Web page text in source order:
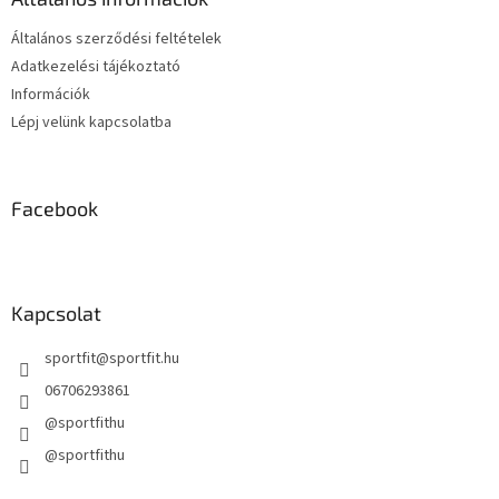
Általános szerződési feltételek
Adatkezelési tájékoztató
Információk
Lépj velünk kapcsolatba
Facebook
Kapcsolat
sportfit@sportfit.hu
06706293861
@sportfithu
@sportfithu